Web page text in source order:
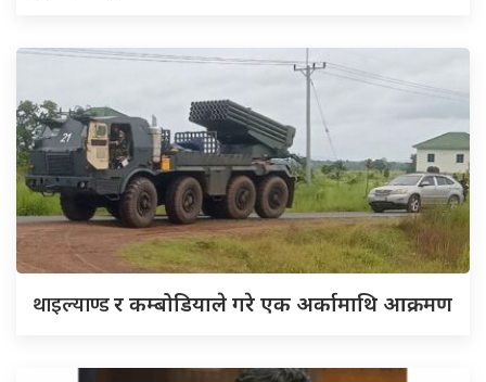
थाइल्याण्डर कम्बोडियाले गरे एक अर्कामाथि आक्रमण